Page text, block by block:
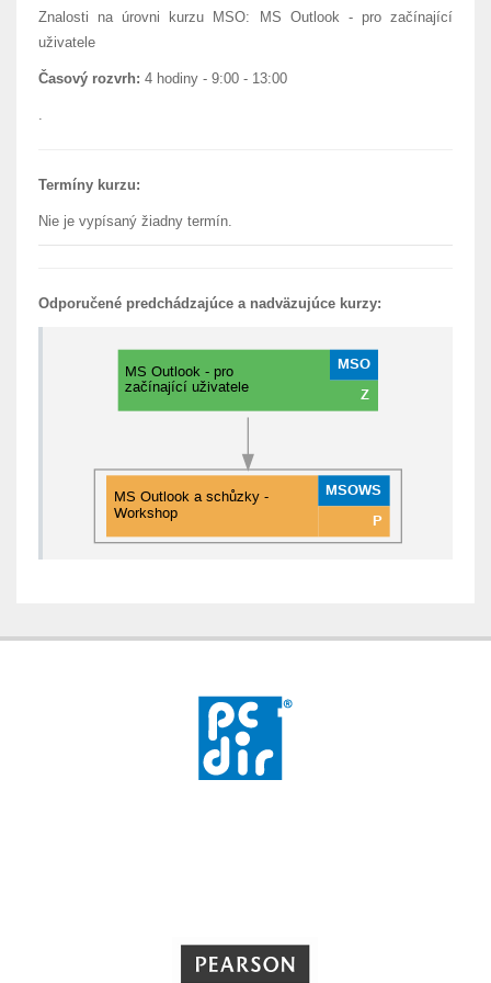
Znalosti na úrovni kurzu MSO: MS Outlook - pro začínající
uživatele
Časový rozvrh: 4 hodiny - 9:00 - 13:00
.
Termíny kurzu:
Nie je vypísaný žiadny termín.
Odporučené predchádzajúce a nadväzujúce kurzy: